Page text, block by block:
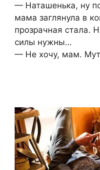
— Наташенька, ну
мама заглянула в
прозрачная стала.
силы нужны…
— Не хочу, мам.